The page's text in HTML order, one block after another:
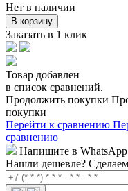
Нет в наличии
В корзину
Заказать в 1 клик
Товар добавлен
в список сравнений.
Продолжить покупки
покупки
Перейти к сравнению
сравнению
Напишите в WhatsApp
Нашли дешевле?